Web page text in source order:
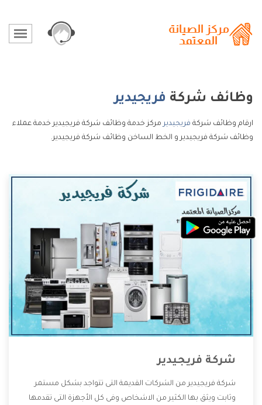
وظائف شركة فريجيدير
ارقام وظائف شركة فريجيدير مركز خدمة وظائف شركة فريجيدير خدمة عملاء
وظائف شركة فريجيدير و الخط الساخن وظائف شركة فريجيدير.
شركة فريجيدير
شركة فريجيدير من الشركات القديمة التى تتواجد بشكل مستمر
وثابت ويثق بها الكثير من الاشخاص وفى كل الأجهزة التى تقدمها